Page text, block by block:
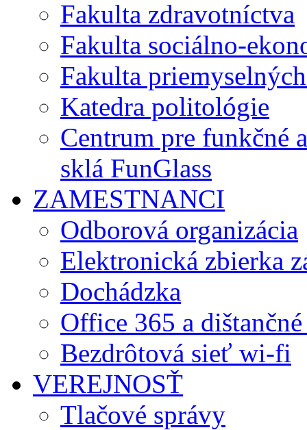
Fakulta zdravotníctva
Fakulta sociálno-
Fakulta
Katedra politológie
Centrum pre funkčné
sklá FunGlass
ZAMESTNANCI
Odborová organizácia
Elektronická zbierka
Dochádzka
Office 365 a
Bezdrôtová sieť wi-fi
VEREJNOSŤ
Tlačové správy